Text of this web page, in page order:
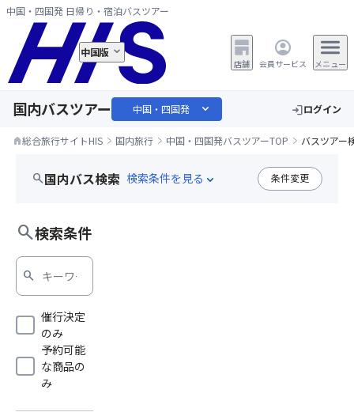
中国・四国発 日帰り・宿泊バスツアー
中国版
店舗 会員サービス メニュー
国内バスツアー 中国・四国発 expand_more loginログイン
home総合旅行サイトHIS 国内旅行 中国・四国発バスツアーTOP バスツアー
search国内バス検索 expand_more 条件変更
search検索条件
search
催行決定
のみ
予約可能
な商品の
み